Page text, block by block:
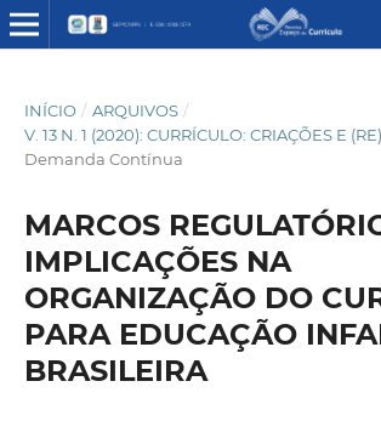
INÍCIO / ARQUIVOS /
V. 13 N. 1 (2020): CURRÍCULO: CRIAÇÕES E
Demanda Contínua
MARCOS
IMPLICAÇÕES NA
ORGANIZAÇÃO DO
PARA EDUCAÇÃO
BRASILEIRA